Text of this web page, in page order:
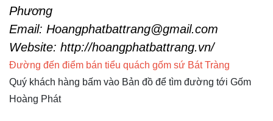
Phương
Email: Hoangphatbattrang@gmail.com
Website: http://hoangphatbattrang.vn/
Đường đến điểm bán tiểu quách gốm sứ Bát Tràng
Quý khách hàng bấm vào Bản đồ để tìm đường tới Gốm
Hoàng Phát